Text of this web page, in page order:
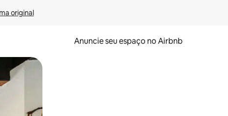
original
Anuncie seu espaço no Airbnb